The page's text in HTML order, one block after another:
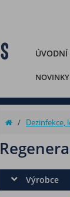
ÚVODNÍ
NOVINKY
/ Dezinfekce,
Výrobce